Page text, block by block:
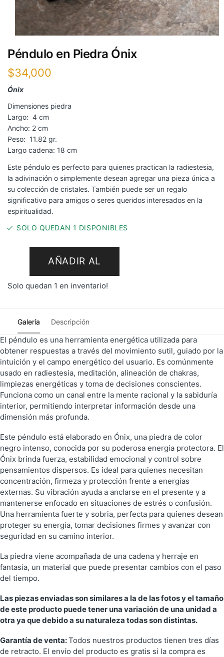
Péndulo en Piedra Ónix
$34,000
Ónix
Dimensiones piedra
Largo: 4 cm
Ancho: 2 cm
Peso: 11.82 gr.
Largo cadena: 18 cm
Este péndulo es perfecto para quienes practican la radiestesia,
la adivinación o simplemente desean agregar una pieza única a
su colección de cristales. También puede ser un regalo
significativo para amigos o seres queridos interesados en la
espiritualidad.
SOLO QUEDAN 1 DISPONIBLES
AÑADIR AL
CARRITO
Solo quedan 1 en inventario!
Galería Descripción
El péndulo es una herramienta energética utilizada para
obtener respuestas a través del movimiento sutil, guiado por la
intuición y el campo energético del usuario. Es comúnmente
usado en radiestesia, meditación, alineación de chakras,
limpiezas energéticas y toma de decisiones conscientes.
Funciona como un canal entre la mente racional y la sabiduría
interior, permitiendo interpretar información desde una
dimensión más profunda.
Este péndulo está elaborado en Ónix, una piedra de color
negro intenso, conocida por su poderosa energía protectora. El
Ónix brinda fuerza, estabilidad emocional y control sobre
pensamientos dispersos. Es ideal para quienes necesitan
concentración, firmeza y protección frente a energías
externas. Su vibración ayuda a anclarse en el presente y a
mantenerse enfocado en situaciones de estrés o confusión.
Una herramienta fuerte y sobria, perfecta para quienes desean
proteger su energía, tomar decisiones firmes y avanzar con
seguridad en su camino interior.
La piedra viene acompañada de una cadena y herraje en
fantasía, un material que puede presentar cambios con el paso
del tiempo.
Las piezas enviadas son similares a la de las fotos y el tamaño
de este producto puede tener una variación de una unidad a
otra ya que debido a su naturaleza todas son distintas.
Garantía de venta:Todos nuestros productos tienen tres días
de retracto. El envío del producto es gratis si la compra es